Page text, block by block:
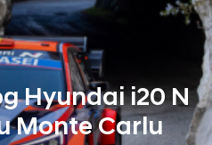
Hyundai i20 N
Monte Carlu